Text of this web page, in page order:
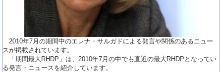
2010年7月の期間中のエレナ・サルガドによる発言や関係のあるニュー
スが掲載されています。
「期間最大RHDP」は、2010年7月の中でも直近の最大RHDPとなってい
る発言・ニュースを紹介しています。